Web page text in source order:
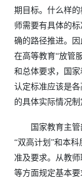
期目标。什么样的
师需要有具体的
确的路径推进。
在高等教育“放管
和总体要求，国
认定标准应该是
的具体实际情况制
国家教育主
“双高计划”和本
准及要求。从教
等方面规定基本